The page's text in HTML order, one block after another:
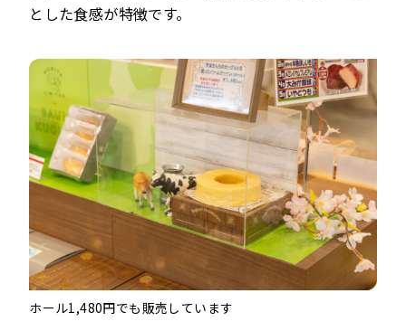
とした食感が特徴です。
ホール1,480円でも販売しています